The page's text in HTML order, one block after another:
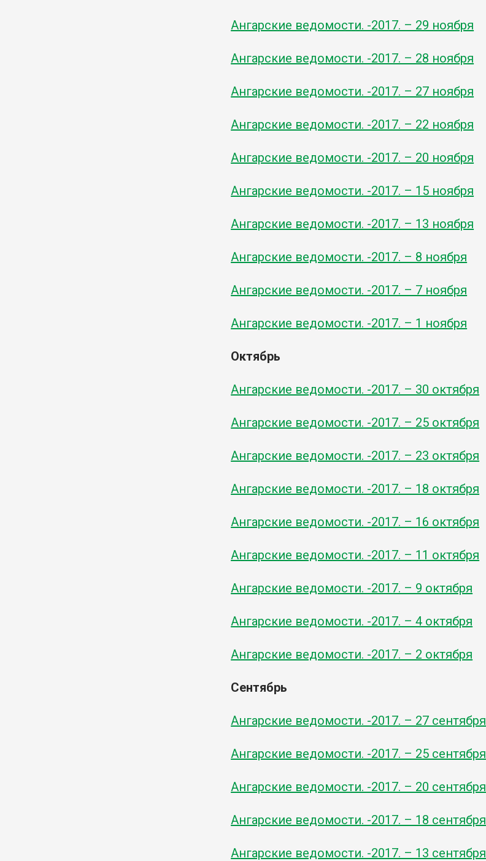
Ангарские ведомости. -2017. – 29 ноября
Ангарские ведомости. -2017. – 28 ноября
Ангарские ведомости. -2017. – 27 ноября
Ангарские ведомости. -2017. – 22 ноября
Ангарские ведомости. -2017. – 20 ноября
Ангарские ведомости. -2017. – 15 ноября
Ангарские ведомости. -2017. – 13 ноября
Ангарские ведомости. -2017. – 8 ноября
Ангарские ведомости. -2017. – 7 ноября
Ангарские ведомости. -2017. – 1 ноября
Октябрь
Ангарские ведомости. -2017. – 30 октября
Ангарские ведомости. -2017. – 25 октября
Ангарские ведомости. -2017. – 23 октября
Ангарские ведомости. -2017. – 18 октября
Ангарские ведомости. -2017. – 16 октября
Ангарские ведомости. -2017. – 11 октября
Ангарские ведомости. -2017. – 9 октября
Ангарские ведомости. -2017. – 4 октября
Ангарские ведомости. -2017. – 2 октября
Сентябрь
Ангарские ведомости. -2017. – 27 сентября
Ангарские ведомости. -2017. – 25 сентября
Ангарские ведомости. -2017. – 20 сентября
Ангарские ведомости. -2017. – 18 сентября
Ангарские ведомости. -2017. – 13 сентября